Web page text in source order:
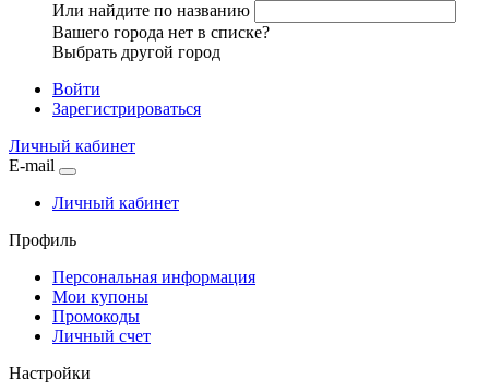
Или найдите по названию
Вашего города нет в списке?
Выбрать другой город
Войти
Зарегистрироваться
Личный кабинет
E-mail
Личный кабинет
Профиль
Персональная информация
Мои купоны
Промокоды
Личный счет
Настройки